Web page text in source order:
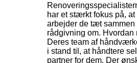
har et stærkt fokus på,
arbejder de tæt sammen
rådgivning om.
Deres team af
i stand til, at håndtere
partner for dem. Der